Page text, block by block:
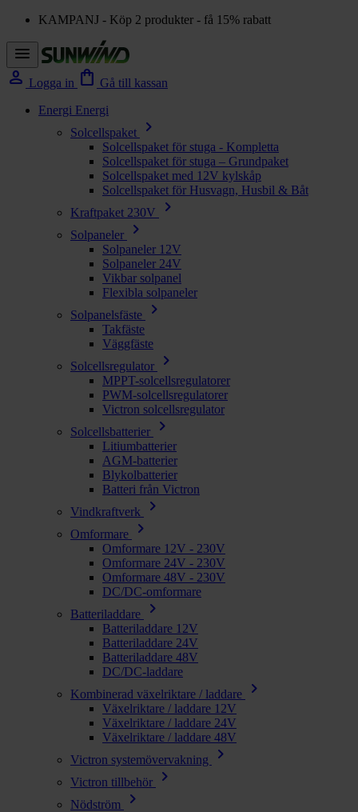
KAMPANJ - Köp 2 produkter - få 15% rabatt
menu
person Logga in shopping_bag Gå till kassan
Energi Energi
Solcellspaket
chevron_right
Solcellspaket för stuga - Kompletta
Solcellspaket för stuga – Grundpaket
Solcellspaket med 12V kylskåp
Solcellspaket för Husvagn, Husbil & Båt
Kraftpaket 230V
chevron_right
Solpaneler chevron_right
Solpaneler 12V
Solpaneler 24V
Vikbar solpanel
Flexibla solpaneler
Solpanelsfäste
chevron_right
Takfäste
Väggfäste
Solcellsregulator
chevron_right
MPPT-solcellsregulatorer
PWM-solcellsregulatorer
Victron solcellsregulator
Solcellsbatterier
chevron_right
Litiumbatterier
AGM-batterier
Blykolbatterier
Batteri från Victron
Vindkraftverk
chevron_right
Omformare chevron_right
Omformare 12V - 230V
Omformare 24V - 230V
Omformare 48V - 230V
DC/DC-omformare
Batteriladdare
chevron_right
Batteriladdare 12V
Batteriladdare 24V
Batteriladdare 48V
DC/DC-laddare
Kombinerad växelriktare / laddare
chevron_right
Växelriktare / laddare 12V
Växelriktare / laddare 24V
Växelriktare / laddare 48V
Victron systemövervakning
chevron_right
Victron tillbehör chevron_right
Nödström chevron_right